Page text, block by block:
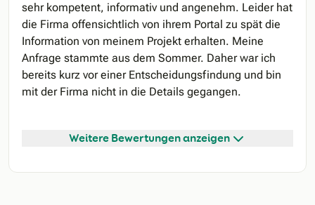
sehr kompetent, informativ und angenehm. Leider hat
die Firma offensichtlich von ihrem Portal zu spät die
Information von meinem Projekt erhalten. Meine
Anfrage stammte aus dem Sommer. Daher war ich
bereits kurz vor einer Entscheidungsfindung und bin
mit der Firma nicht in die Details gegangen.
Weitere Bewertungen anzeigen